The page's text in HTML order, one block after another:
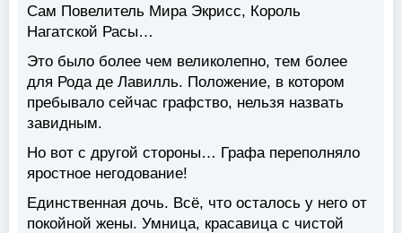
Сам Повелитель Мира Экрисс, Король
Нагатской Расы…
Это было более чем великолепно, тем более
для Рода де Лавилль. Положение, в котором
пребывало сейчас графство, нельзя назвать
завидным.
Но вот с другой стороны… Графа переполняло
яростное негодование!
Единственная дочь. Всё, что осталось у него от
покойной жены. Умница, красавица с чистой